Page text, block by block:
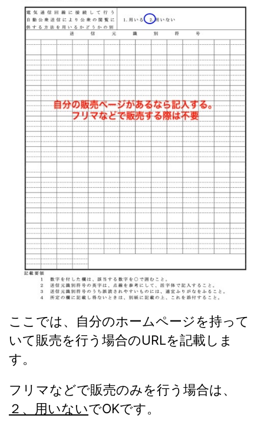
ここでは、自分のホームページを持って
いて販売を行う場合のURLを記載しま
す。
フリマなどで販売のみを行う場合は、
２、用いないでOKです。